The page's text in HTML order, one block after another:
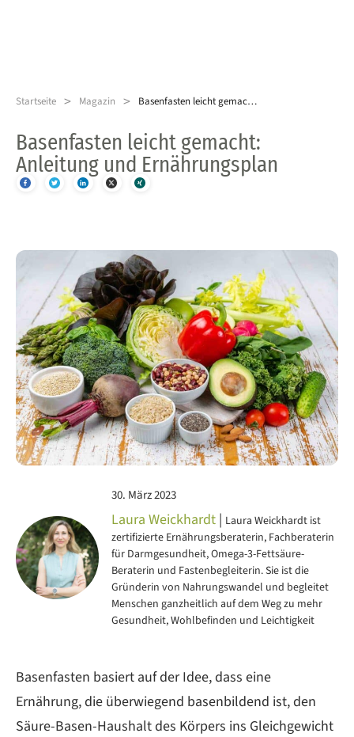
Startseite > Magazin > Basenfasten leicht gemacht: Anleitung und Ernährungsplan
Basenfasten leicht gemacht:
Anleitung und Ernährungsplan
30. März 2023
Laura Weickhardt | Laura Weickhardt ist
zertifizierte Ernährungsberaterin, Fachberaterin
für Darmgesundheit, Omega-3-Fettsäure-
Beraterin und Fastenbegleiterin. Sie ist die
Gründerin von Nahrungswandel und begleitet
Menschen ganzheitlich auf dem Weg zu mehr
Gesundheit, Wohlbefinden und Leichtigkeit
Basenfasten basiert auf der Idee, dass eine
Ernährung, die überwiegend basenbildend ist, den
Säure-Basen-Haushalt des Körpers ins Gleichgewicht